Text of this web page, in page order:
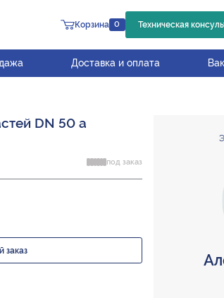
Корзина 0 Техническая
Доставка и оплата
DN 50 а
под заказ
заказ